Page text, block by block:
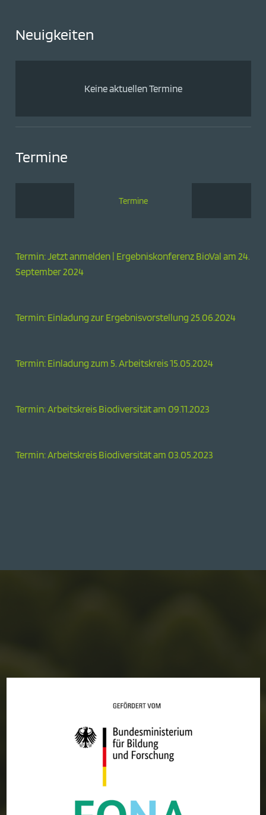
Neuigkeiten
Keine aktuellen Termine
Termine
Termine
Termin: Jetzt anmelden | Ergebniskonferenz BioVal am 24.
September 2024
Termin: Einladung zur Ergebnisvorstellung 25.06.2024
Termin: Einladung zum 5. Arbeitskreis 15.05.2024
Termin: Arbeitskreis Biodiversität am 09.11.2023
Termin: Arbeitskreis Biodiversität am 03.05.2023